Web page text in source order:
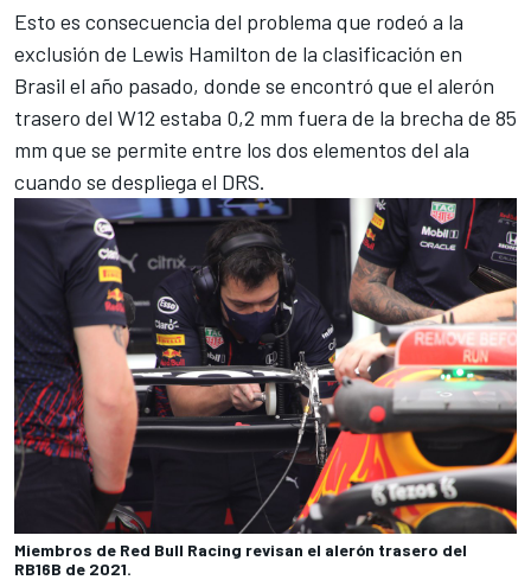
Esto es consecuencia del problema que rodeó a la
exclusión de Lewis Hamilton de la clasificación en
Brasil el año pasado, donde se encontró que el alerón
trasero del W12 estaba 0,2 mm fuera de la brecha de 85
mm que se permite entre los dos elementos del ala
cuando se despliega el DRS.
Miembros de Red Bull Racing revisan el alerón trasero del
RB16B de 2021.